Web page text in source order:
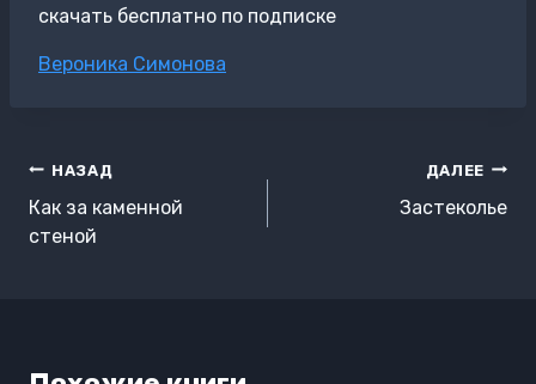
скачать бесплатно по подписке
Метки
Вероника Симонова
Навигация
по
записям
НАЗАД
Как за каменной
стеной
ДАЛЕЕ
Застеколье